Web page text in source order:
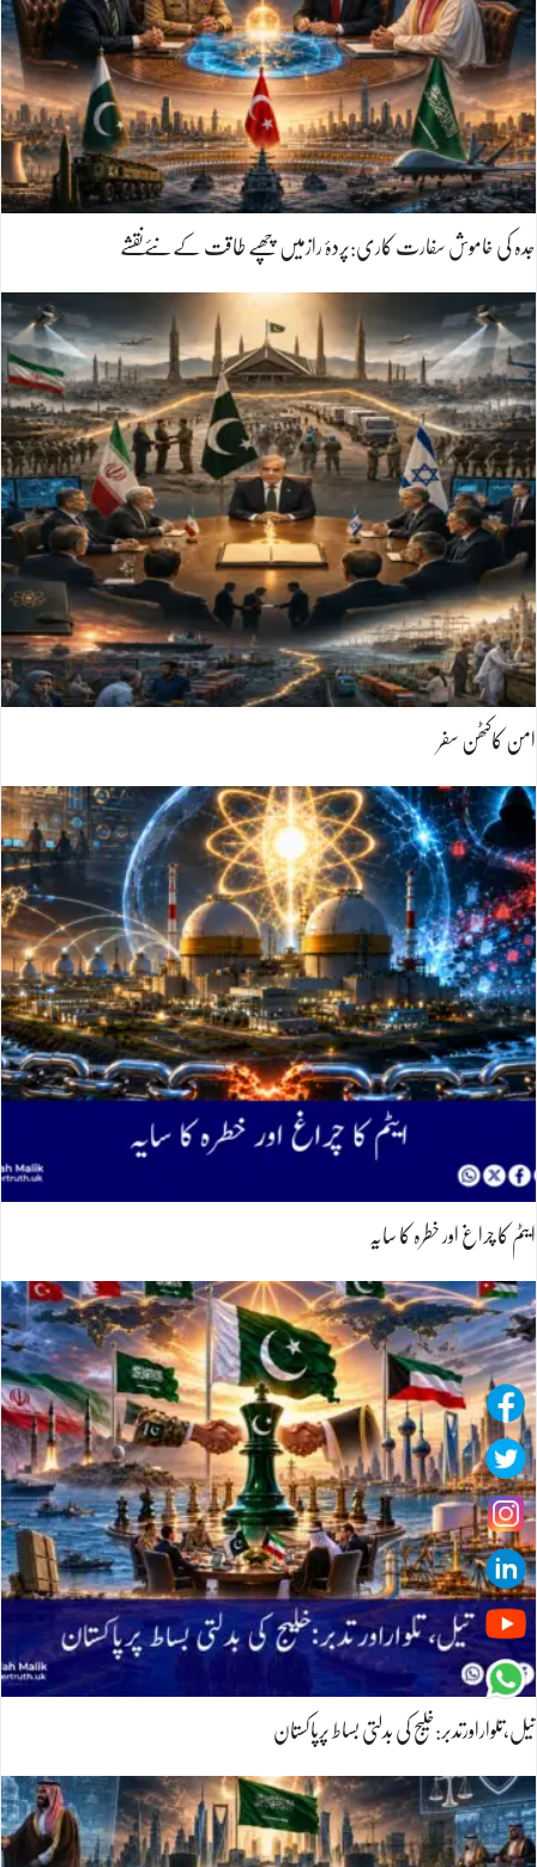
جدہ کی خاموش سفارت کاری:پردۂ رازمیں چھپے طاقت کےنئےنقشے
امن کاکٹھن سفر
ایٹم کا چراغ اور خطرہ کا سایہ
تیل،تلواراورتدبر:خلیج کی بدلتی بساط پرپاکستان